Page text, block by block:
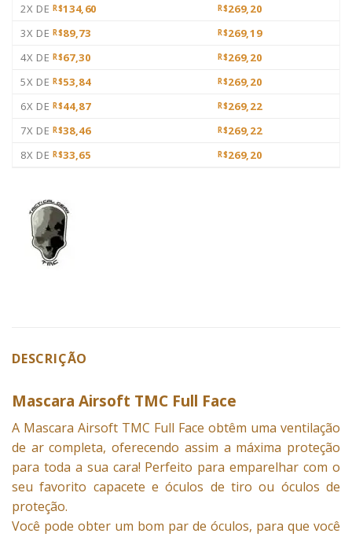
2X DE R$134,60 R$269,20
3X DE R$89,73 R$269,19
4X DE R$67,30 R$269,20
5X DE R$53,84 R$269,20
6X DE R$44,87 R$269,22
7X DE R$38,46 R$269,22
8X DE R$33,65 R$269,20
DESCRIÇÃO
Mascara Airsoft TMC Full Face
A Mascara Airsoft TMC Full Face obtêm uma ventilação
de ar completa, oferecendo assim a máxima proteção
para toda a sua cara! Perfeito para emparelhar com o
seu favorito capacete e óculos de tiro ou óculos de
proteção.
Você pode obter um bom par de óculos, para que você